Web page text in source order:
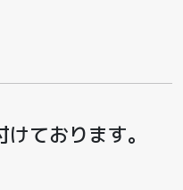
ております。